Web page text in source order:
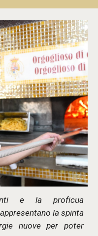
e la proficua
la spinta
nuove per poter